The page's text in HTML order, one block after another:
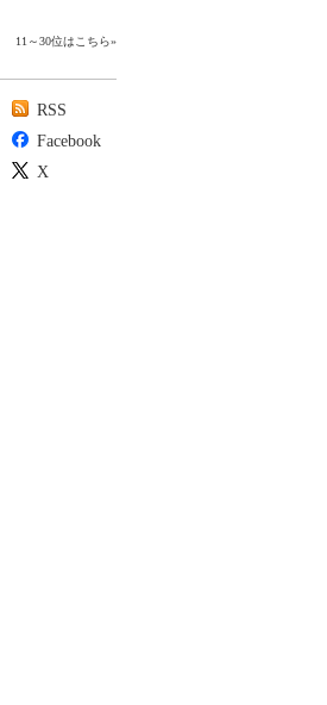
11～30位はこちら»
RSS
Facebook
X